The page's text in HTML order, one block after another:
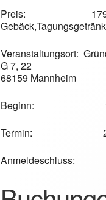
Preis:
Veranstaltungsort:
G 7, 22
68159 Mannheim
Beginn:
Termin:
Anmeldeschluss: